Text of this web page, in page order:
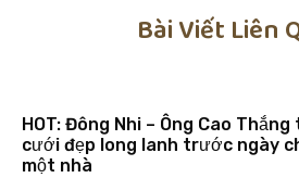
Bài Viết Liên
HOT: Đông Nhi – Ông Cao
cưới đẹp long lanh trước ngày
một nhà